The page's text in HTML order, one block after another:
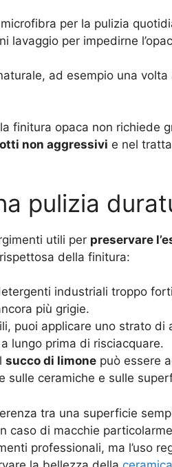
per la pulizia
lavaggio per impedirne
ad esempio una volta
finitura opaca non richiede
non aggressivi e nel
pulizia
utili per preservare
della finitura:
industriali troppo
più grigie.
puoi applicare uno strato di
lungo prima di risciacquare.
succo di limone può essere
sulle ceramiche e sulle
tra una superficie
caso di macchie
professionali, ma l’uso